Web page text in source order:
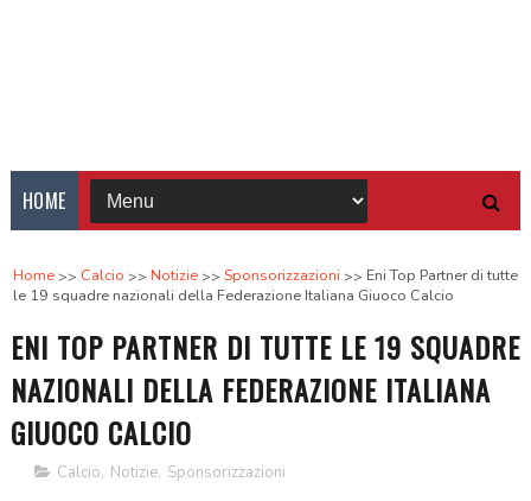
HOME
Home Calcio Notizie Sponsorizzazioni
Eni Top Partner di tutte
le 19 squadre nazionali della Federazione Italiana Giuoco Calcio
ENI TOP PARTNER DI TUTTE LE 19 SQUADRE
NAZIONALI DELLA FEDERAZIONE ITALIANA
GIUOCO CALCIO
Calcio, Notizie, Sponsorizzazioni